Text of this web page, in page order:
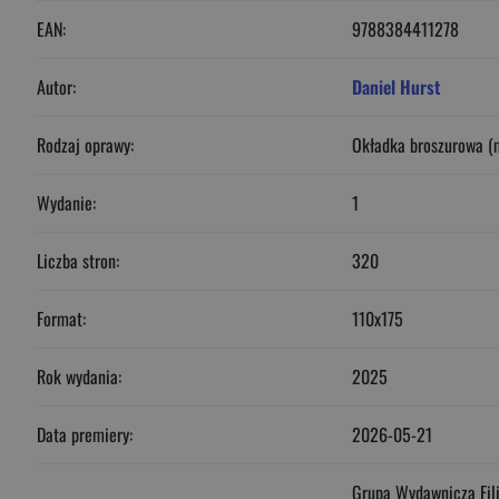
EAN: 9788384411278
Autor: Daniel Hurst
Rodzaj oprawy: Okładka broszurowa
Wydanie: 1
Liczba stron: 320
Format: 110x175
Rok wydania: 2025
Data premiery: 2026-05-21
Grupa Wydawnicza